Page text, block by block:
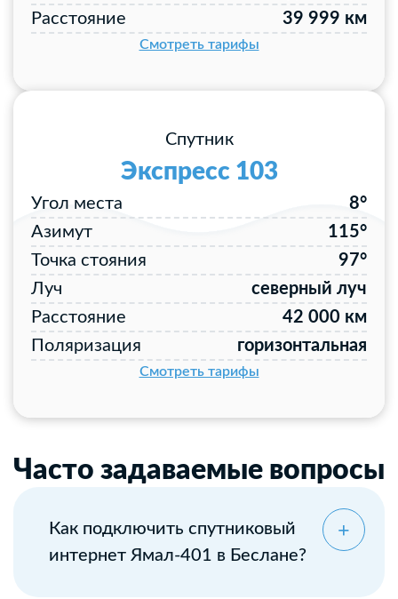
Расстояние
39 999 км
Смотреть тарифы
Спутник
Экспресс 103
Угол места
8°
Азимут
115°
Точка стояния
97°
Луч
северный луч
Расстояние
42 000 км
Поляризация
горизонтальная
Смотреть тарифы
Часто задаваемые вопросы
Как подключить спутниковый
интернет Ямал-401 в Беслане?